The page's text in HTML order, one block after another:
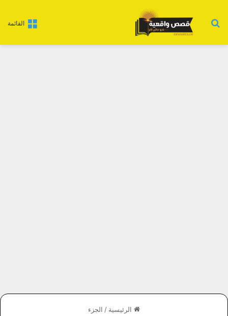
القائمة بحث عن
الرئيسية / الجزء